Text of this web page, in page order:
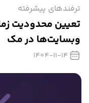
ترفندهای پیشرفته
تعیین محدودیت
وبسایت‌ها در مک
1404-11-14